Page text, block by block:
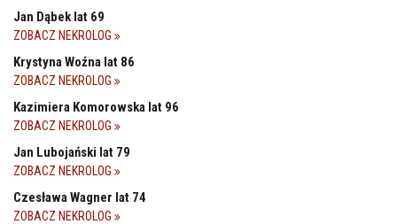
Jan Dąbek lat 69
ZOBACZ NEKROLOG
Krystyna Woźna lat 86
ZOBACZ NEKROLOG
Kazimiera Komorowska lat 96
ZOBACZ NEKROLOG
Jan Lubojański lat 79
ZOBACZ NEKROLOG
Czesława Wagner lat 74
ZOBACZ NEKROLOG